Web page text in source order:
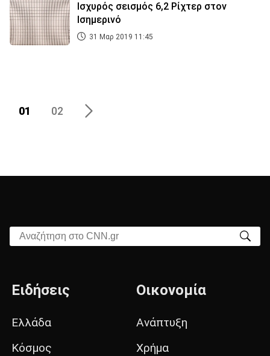
Ισχυρός σεισμός 6,2 Ρίχτερ στον
Ισημερινό
31 Μαρ 2019 11:45
01 02
Αναζήτηση στο CNN.gr
Ειδήσεις
Ελλάδα
Κόσμος
Οικονομία
Ανάπτυξη
Χρήμα